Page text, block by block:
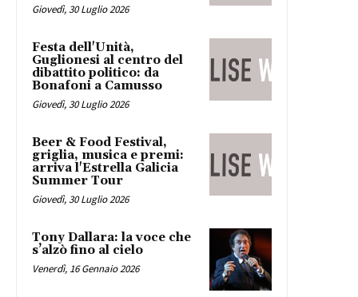
Giovedì, 30 Luglio 2026
Festa dell'Unità,
Guglionesi al centro del
dibattito politico: da
Bonafoni a Camusso
Giovedì, 30 Luglio 2026
Beer & Food Festival,
griglia, musica e premi:
arriva l'Estrella Galicia
Summer Tour
Giovedì, 30 Luglio 2026
Tony Dallara: la voce che
s’alzò fino al cielo
Venerdì, 16 Gennaio 2026